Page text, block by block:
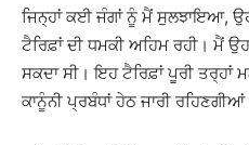
ਜਿਨ੍ਹਾਂ ਕਈ ਜੰਗਾਂ ਨੂੰ ਮੈਂ ਸੁਲਝਾਇਆ,
ਟੈਰਿਫ਼ਾਂ ਦੀ ਧਮਕੀ ਅਹਿਮ ਰਹੀ। ਮੈਂ
ਸਕਦਾ ਸੀ। ਇਹ ਟੈਰਿਫ਼ਾਂ ਪੂਰੀ
ਕਾਨੂੰਨੀ ਪ੍ਰਬੰਧਾਂ ਹੇਠ ਜਾਰੀ